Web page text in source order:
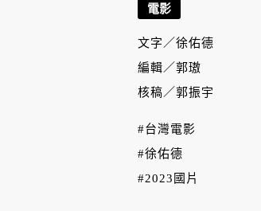
電影
文字／徐佑德
編輯／郭璈
核稿／郭振宇
#台灣電影
#徐佑德
#2023國片